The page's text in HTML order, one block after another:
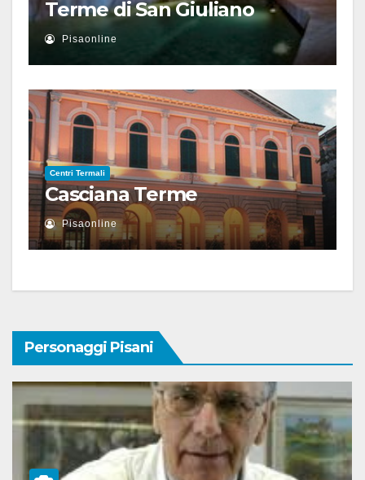
Terme di San Giuliano
Pisaonline
Centri Termali
Casciana Terme
Pisaonline
Personaggi Pisani